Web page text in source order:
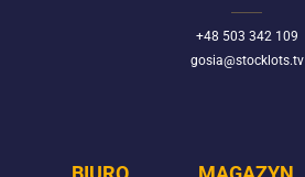
+48 503 342 109
gosia@stocklots.tv